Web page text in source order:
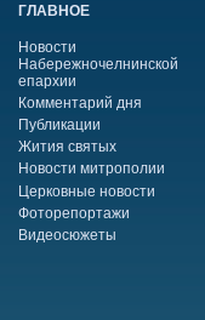
ГЛАВНОЕ
Новости
Набережночелнинской
епархии
Комментарий дня
Публикации
Жития святых
Новости митрополии
Церковные новости
Фоторепортажи
Видеосюжеты